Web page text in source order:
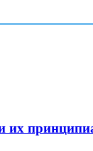
их